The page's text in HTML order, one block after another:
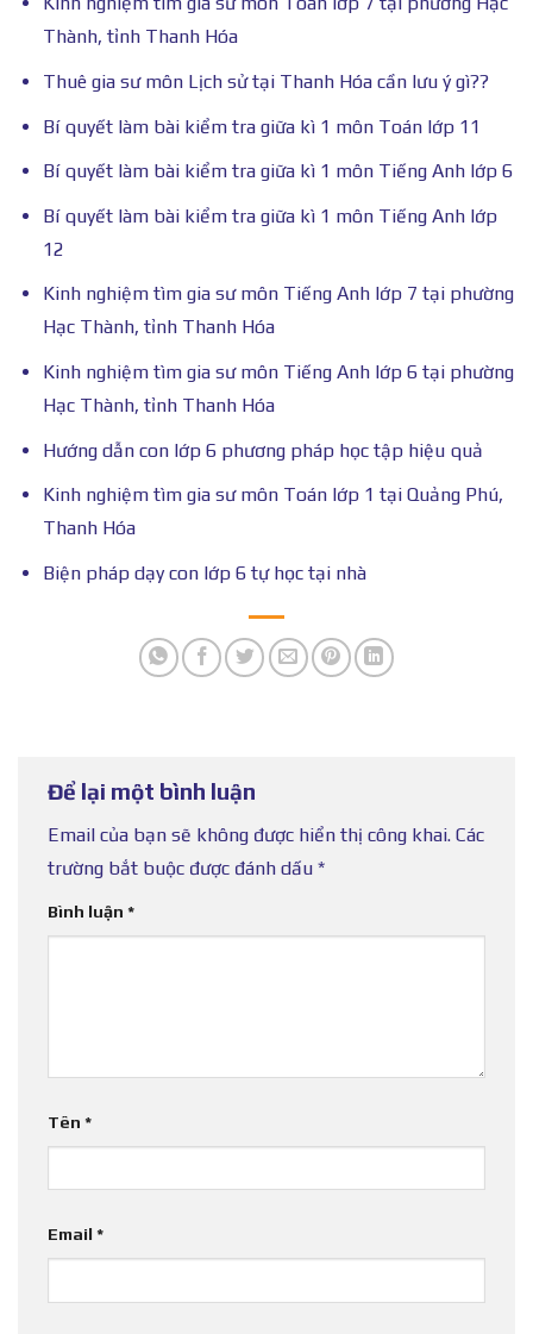
Thành, tỉnh Thanh Hóa
Thuê gia sư môn Lịch sử tại Thanh Hóa cần lưu ý gì??
Bí quyết làm bài kiểm tra giữa kì 1 môn Toán lớp 11
Bí quyết làm bài kiểm tra giữa kì 1 môn Tiếng Anh lớp 6
Bí quyết làm bài kiểm tra giữa kì 1 môn Tiếng Anh lớp
12
Kinh nghiệm tìm gia sư môn Tiếng Anh lớp 7 tại phường
Hạc Thành, tỉnh Thanh Hóa
Kinh nghiệm tìm gia sư môn Tiếng Anh lớp 6 tại phường
Hạc Thành, tỉnh Thanh Hóa
Hướng dẫn con lớp 6 phương pháp học tập hiệu quả
Kinh nghiệm tìm gia sư môn Toán lớp 1 tại Quảng Phú,
Thanh Hóa
Biện pháp dạy con lớp 6 tự học tại nhà
Để lại một bình luận
Email của bạn sẽ không được hiển thị công khai. Các
trường bắt buộc được đánh dấu *
Bình luận *
Tên *
Email *